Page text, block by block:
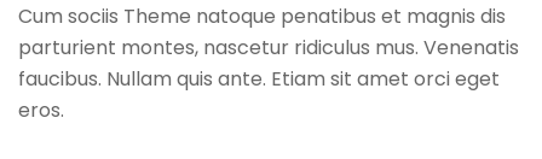
Cum sociis Theme natoque penatibus et magnis dis
parturient montes, nascetur ridiculus mus. Venenatis
faucibus. Nullam quis ante. Etiam sit amet orci eget
eros.